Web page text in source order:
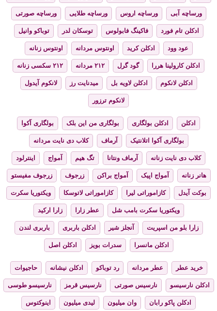
ورساچه آبی ورساچه اروس ورساچه طلایی ورساچه صورتی
ادکلن تام فورد فاکینگ فابولوس توسکان لدر توباکو وانیل
عود وود ادکلن کرید اونتوس مردانه اونتوس زنانه
ادکلن کارولینا هررا گود گرل ۲۱۲ مردانه ۲۱۲ سکسی زنانه
ادکلن لانکوم ادکلن لاویه بل میدنایت رز لانکوم آیدول
لانکوم ترزور
ادکلن ادکلن بولگاری بولگاری من این بلک بولگاری آکوا
بولگاری آکوا اتلانتیک آرماف کلاب دی نایت مردانه
کلاب دی نایت زنانه آرماف ونتانا تگ هیم آمواج اینترلود
هانر زنانه آمواج اپیک آمواج براکن زرجوف زرجوف مفیستو
بوکت آیدل کازاموراتی لیرا کازاموراتی لاتوسکا ویکتوریا سکرت
ویکتوریا سکرت بامب شل عطر زارا زارا ارکید
زارا بلو من اسپریت آنجلز شیر ادکلن باربری باربری لندن
ادکلن مانسرا سدرات بویز ادکلن اصل
خرید عطر عطر مردانه رد توباکو ادکلن نیشانه حاجیوات
ادکلن نارسیسو نارسیس صورتی نارسیس قرمز نارسیسو طوسی
ادکلن پاکو رابان وان میلیون لیدی میلیون اینوکتوس